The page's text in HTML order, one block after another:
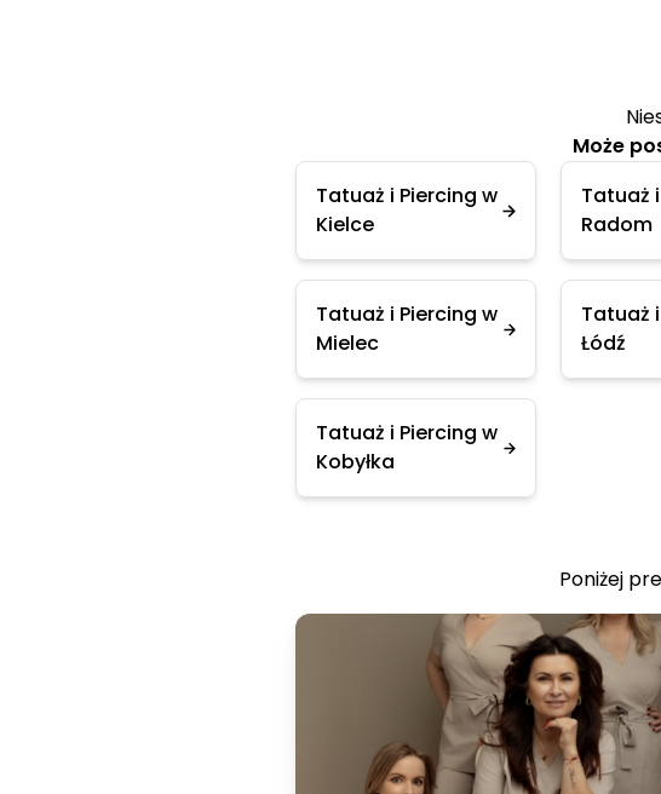
Może
Tatuaż i Piercing w
Kielce
Tatuaż
Radom
Tatuaż i Piercing w
Mielec
Tatuaż
Łódź
Tatuaż i Piercing w
Kobyłka
Poniżej